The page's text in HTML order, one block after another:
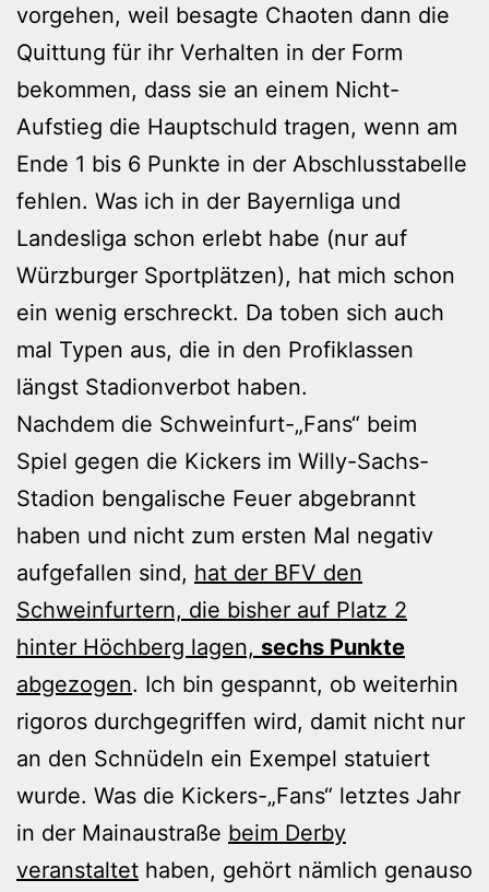
vorgehen, weil besagte Chaoten dann die
Quittung für ihr Verhalten in der Form
bekommen, dass sie an einem Nicht-
Aufstieg die Hauptschuld tragen, wenn am
Ende 1 bis 6 Punkte in der Abschlusstabelle
fehlen. Was ich in der Bayernliga und
Landesliga schon erlebt habe (nur auf
Würzburger Sportplätzen), hat mich schon
ein wenig erschreckt. Da toben sich auch
mal Typen aus, die in den Profiklassen
längst Stadionverbot haben.
Nachdem die Schweinfurt-„Fans“ beim
Spiel gegen die Kickers im Willy-Sachs-
Stadion bengalische Feuer abgebrannt
haben und nicht zum ersten Mal negativ
aufgefallen sind, hat der BFV den
Schweinfurtern, die bisher auf Platz 2
hinter Höchberg lagen, sechs Punkte
abgezogen. Ich bin gespannt, ob weiterhin
rigoros durchgegriffen wird, damit nicht nur
an den Schnüdeln ein Exempel statuiert
wurde. Was die Kickers-„Fans“ letztes Jahr
in der Mainaustraße beim Derby
veranstaltet haben, gehört nämlich genauso